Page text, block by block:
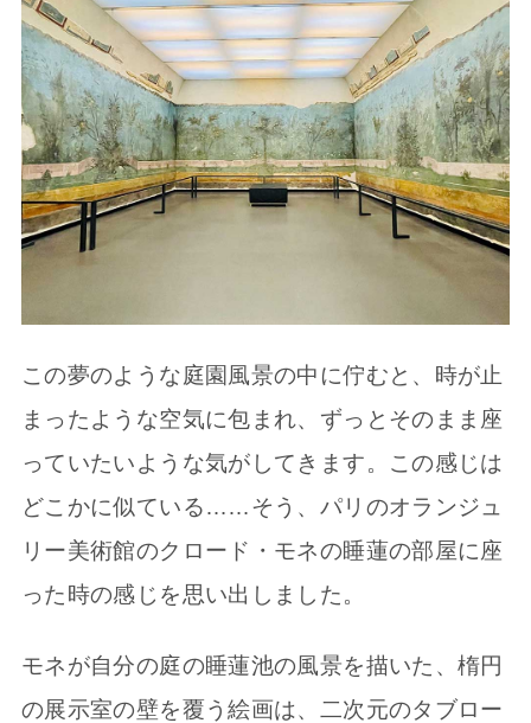
この夢のような庭園風景の中に佇むと、時が止
まったような空気に包まれ、ずっとそのまま座
っていたいような気がしてきます。この感じは
どこかに似ている……そう、パリのオランジュ
リー美術館のクロード・モネの睡蓮の部屋に座
った時の感じを思い出しました。
モネが自分の庭の睡蓮池の風景を描いた、楕円
の展示室の壁を覆う絵画は、二次元のタブロー